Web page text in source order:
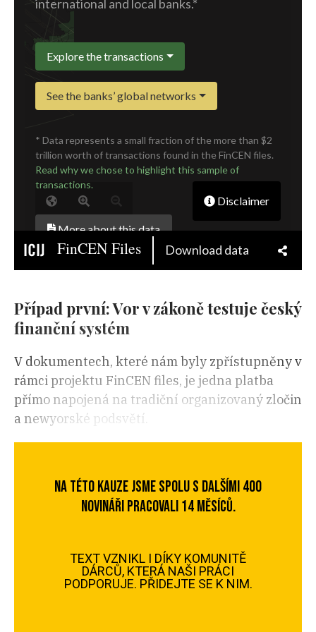
Případ první: Vor v zákoně testuje český
finanční systém
V dokumentech, které nám byly zpřístupněny v
rámci projektu FinCEN files, je jedna platba
přímo napojená na tradiční organizovaný zločin
a newyorské podsvětí.
NA TÉTO KAUZE JSME SPOLU S DALŠÍMI 400
NOVINÁŘI PRACOVALI 14 MĚSÍCŮ.
TEXT VZNIKL I DÍKY KOMUNITĚ
DÁRCŮ, KTERÁ NAŠI PRÁCI
PODPORUJE. PŘIDEJTE SE K NIM.